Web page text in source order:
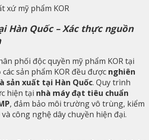
xứ mỹ phẩm KOR
Hàn Quốc – Xác thực nguồn
phối độc quyền mỹ phẩm KOR tại
sản phẩm KOR đều được nghiên
sản xuất tại Hàn Quốc. Quy trình
hiện tại nhà máy đạt tiêu chuẩn
, đảm bảo môi trường vô trùng, kiểm
công nghệ dây chuyền hiện đại.